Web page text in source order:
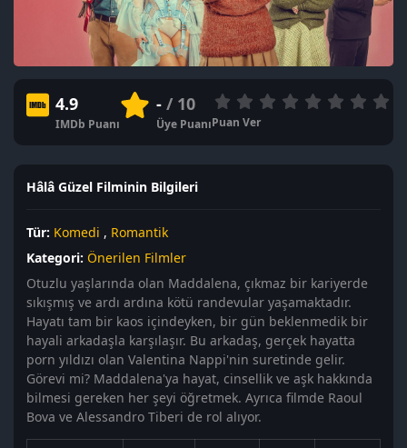
4.9
IMDb Puanı
-/ 10
Üye PuanıPuan Ver
Hâlâ Güzel Filminin Bilgileri
Tür: Komedi , Romantik
Kategori: Önerilen Filmler
Otuzlu yaşlarında olan Maddalena, çıkmaz bir kariyerde
sıkışmış ve ardı ardına kötü randevular yaşamaktadır.
Hayatı tam bir kaos içindeyken, bir gün beklenmedik bir
hayali arkadaşla karşılaşır. Bu arkadaş, gerçek hayatta
porn yıldızı olan Valentina Nappi'nin suretinde gelir.
Görevi mi? Maddalena'ya hayat, cinsellik ve aşk hakkında
bilmesi gereken her şeyi öğretmek. Ayrıca filmde Raoul
Bova ve Alessandro Tiberi de rol alıyor.